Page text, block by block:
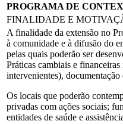
PROGRAMA DE
FINALIDADE E
A finalidade da extensão no
à comunidade e à difusão do
pelas quais poderão ser
Práticas cambiais e
intervenientes), documentação
Os locais que poderão
privadas com ações sociais;
entidades de saúde e